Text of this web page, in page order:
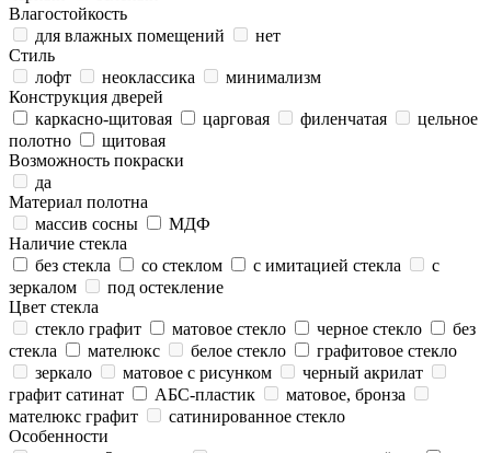
Влагостойкость
для влажных помещений
нет
Стиль
лофт
неоклассика
минимализм
Конструкция дверей
каркасно-щитовая
царговая филенчатая
цельное
полотно
щитовая
Возможность покраски
да
Материал полотна
массив сосны
МДФ
Наличие стекла
без стекла
со стеклом с имитацией стекла
с
зеркалом
под остекление
Цвет стекла
стекло графит
матовое стекло черное стекло
без
стекла
мателюкс белое стекло
графитовое стекло
зеркало
матовое с рисунком
черный акрилат
графит сатинат
АБС-пластик
матовое, бронза
мателюкс графит
сатинированное стекло
Особенности